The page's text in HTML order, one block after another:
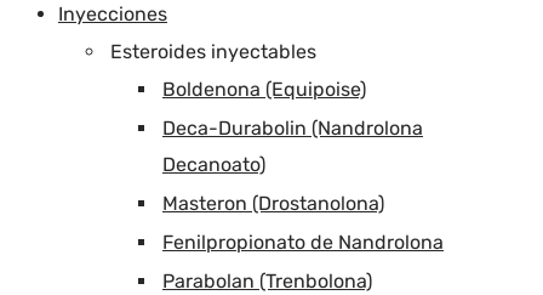
Inyecciones
Esteroides inyectables
Boldenona (Equipoise)
Deca-Durabolin (Nandrolona
Decanoato)
Masteron (Drostanolona)
Fenilpropionato de Nandrolona
Parabolan (Trenbolona)